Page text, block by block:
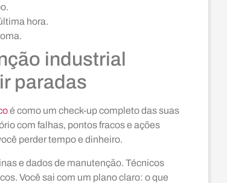
hora.
industrial
paradas
é como um check-up completo das suas
com falhas, pontos fracos e ações
perder tempo e dinheiro.
e dados de manutenção. Técnicos
Você sai com um plano claro: o que